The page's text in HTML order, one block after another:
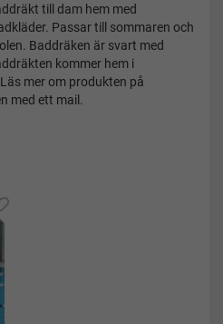
till dam hem med
Passar till sommaren och
Baddräken är svart med
kommer hem i
mer om produkten på
med ett mail.